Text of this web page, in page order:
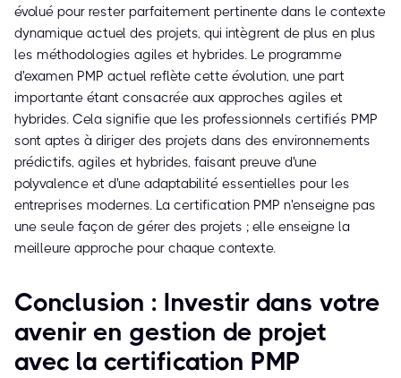
évolué pour rester parfaitement pertinente dans le contexte
dynamique actuel des projets, qui intègrent de plus en plus
les méthodologies agiles et hybrides. Le programme
d'examen PMP actuel reflète cette évolution, une part
importante étant consacrée aux approches agiles et
hybrides. Cela signifie que les professionnels certifiés PMP
sont aptes à diriger des projets dans des environnements
prédictifs, agiles et hybrides, faisant preuve d'une
polyvalence et d'une adaptabilité essentielles pour les
entreprises modernes. La certification PMP n'enseigne pas
une seule façon de gérer des projets ; elle enseigne la
meilleure approche pour chaque contexte.
Conclusion : Investir dans votre
avenir en gestion de projet
avec la certification PMP